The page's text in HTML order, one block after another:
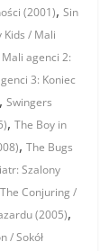
(2001),Sin
Kids / Mali
agenci 2:
3: Koniec
,Swingers
,The Boy in
,The Bugs
Szalony
The Conjuring /
(2005),
/ Sokół